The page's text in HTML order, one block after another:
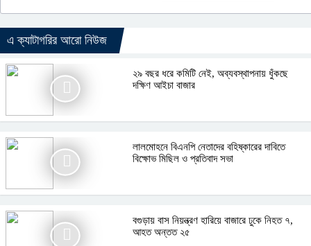
এ ক্যাটাগরির আরো নিউজ
২৯ বছর ধরে কমিটি নেই, অব্যবস্থাপনায় ধুঁকছে
দক্ষিণ আইচা বাজার
লালমোহনে বিএনপি নেতাদের বহিষ্কারের দাবিতে
বিক্ষোভ মিছিল ও প্রতিবাদ সভা
বগুড়ায় বাস নিয়ন্ত্রণ হারিয়ে বাজারে ঢুকে নিহত ৭,
আহত অন্তত ২৫